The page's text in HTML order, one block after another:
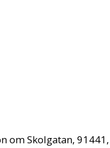
om Skolgatan, 91441,